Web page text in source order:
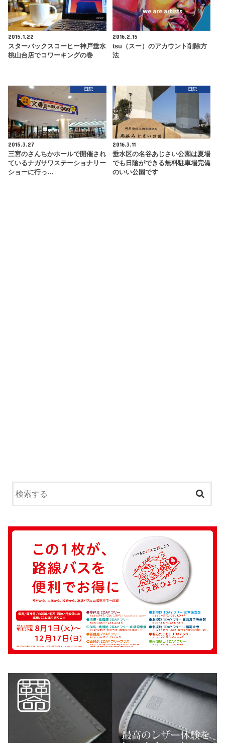
2015.1.22
スターバックスコーヒー神戸垂水
桃山台店でコワーキングの巻
2016.2.15
tsu（スー）のアカウント削除方
法
日記
2015.3.27
三宮のさんちかホールで開催され
ているナガサワステーショナリー
ショーに行っ…
日記
2016.3.11
垂水区の名谷あじさい公園は夏場
でも日陰ができる無料駐車場完備
のいい公園です